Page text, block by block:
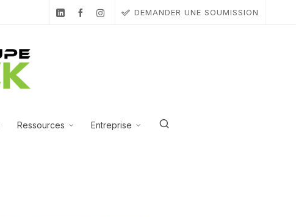
DEMANDER UNE SOUMISSION
Ressources Entreprise